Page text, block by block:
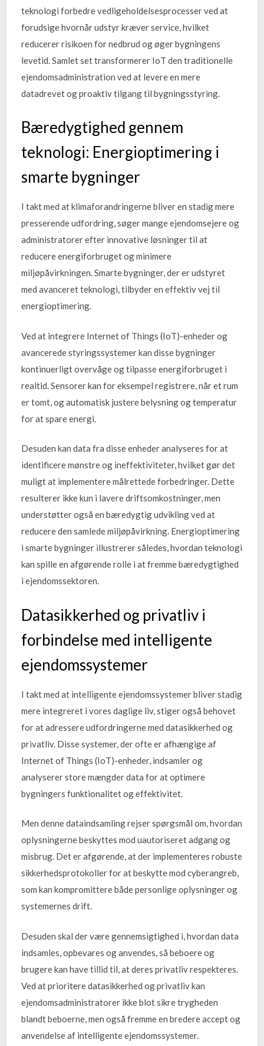
teknologi forbedre vedligeholdelsesprocesser ved at
forudsige hvornår udstyr kræver service, hvilket
reducerer risikoen for nedbrud og øger bygningens
levetid. Samlet set transformerer IoT den traditionelle
ejendomsadministration ved at levere en mere
datadrevet og proaktiv tilgang til bygningsstyring.
Bæredygtighed gennem
teknologi: Energioptimering i
smarte bygninger
I takt med at klimaforandringerne bliver en stadig mere
presserende udfordring, søger mange ejendomsejere og
administratorer efter innovative løsninger til at
reducere energiforbruget og minimere
miljøpåvirkningen. Smarte bygninger, der er udstyret
med avanceret teknologi, tilbyder en effektiv vej til
energioptimering.
Ved at integrere Internet of Things (IoT)-enheder og
avancerede styringssystemer kan disse bygninger
kontinuerligt overvåge og tilpasse energiforbruget i
realtid. Sensorer kan for eksempel registrere, når et rum
er tomt, og automatisk justere belysning og temperatur
for at spare energi.
Desuden kan data fra disse enheder analyseres for at
identificere mønstre og ineffektiviteter, hvilket gør det
muligt at implementere målrettede forbedringer. Dette
resulterer ikke kun i lavere driftsomkostninger, men
understøtter også en bæredygtig udvikling ved at
reducere den samlede miljøpåvirkning. Energioptimering
i smarte bygninger illustrerer således, hvordan teknologi
kan spille en afgørende rolle i at fremme bæredygtighed
i ejendomssektoren.
Datasikkerhed og privatliv i
forbindelse med intelligente
ejendomssystemer
I takt med at intelligente ejendomssystemer bliver stadig
mere integreret i vores daglige liv, stiger også behovet
for at adressere udfordringerne med datasikkerhed og
privatliv. Disse systemer, der ofte er afhængige af
Internet of Things (IoT)-enheder, indsamler og
analyserer store mængder data for at optimere
bygningers funktionalitet og effektivitet.
Men denne dataindsamling rejser spørgsmål om, hvordan
oplysningerne beskyttes mod uautoriseret adgang og
misbrug. Det er afgørende, at der implementeres robuste
sikkerhedsprotokoller for at beskytte mod cyberangreb,
som kan kompromittere både personlige oplysninger og
systemernes drift.
Desuden skal der være gennemsigtighed i, hvordan data
indsamles, opbevares og anvendes, så beboere og
brugere kan have tillid til, at deres privatliv respekteres.
Ved at prioritere datasikkerhed og privatliv kan
ejendomsadministratorer ikke blot sikre trygheden
blandt beboerne, men også fremme en bredere accept og
anvendelse af intelligente ejendomssystemer.